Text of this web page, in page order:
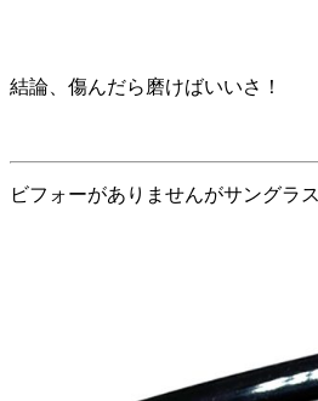
結論、傷んだら磨けばいいさ！
ビフォーがありませんがサングラ